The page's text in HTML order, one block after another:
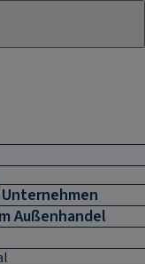
Außenhandel